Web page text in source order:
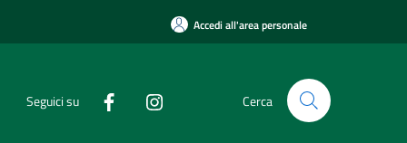
Accedi all'area personale
Seguici su Cerca